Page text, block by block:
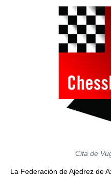
Cita de
La Federación de Ajedrez de